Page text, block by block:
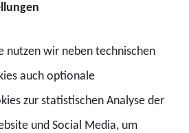
anzeigen
nutzen wir neben technischen
auch optionale
zur statistischen Analyse der
und Social Media, um